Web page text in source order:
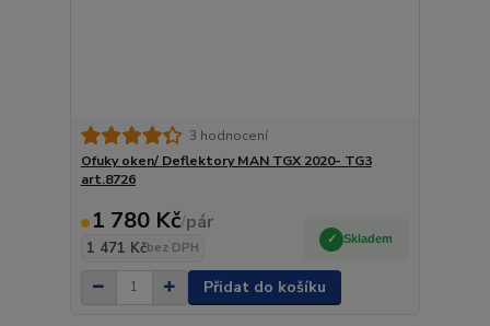
3 hodnocení
Ofuky oken/ Deflektory MAN TGX 2020- TG3
art.8726
1 780 Kč/pár
1 471 Kčbez DPH
Skladem
Přidat do košíku